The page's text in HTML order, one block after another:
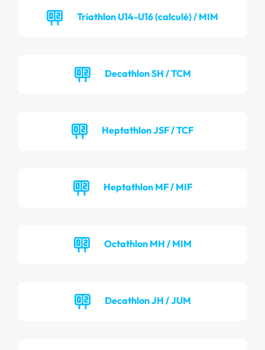
Triathlon U14-U16 (calculé) / MIM
Decathlon SH / TCM
Heptathlon JSF / TCF
Heptathlon MF / MIF
Octathlon MH / MIM
Decathlon JH / JUM